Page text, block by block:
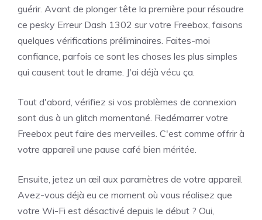
guérir. Avant de plonger tête la première pour résoudre
ce pesky Erreur Dash 1302 sur votre Freebox, faisons
quelques vérifications préliminaires. Faites-moi
confiance, parfois ce sont les choses les plus simples
qui causent tout le drame. J'ai déjà vécu ça.
Tout d'abord, vérifiez si vos problèmes de connexion
sont dus à un glitch momentané. Redémarrer votre
Freebox peut faire des merveilles. C'est comme offrir à
votre appareil une pause café bien méritée.
Ensuite, jetez un œil aux paramètres de votre appareil.
Avez-vous déjà eu ce moment où vous réalisez que
votre Wi-Fi est désactivé depuis le début ? Oui,